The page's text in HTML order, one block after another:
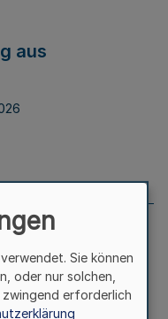
aus
204 vom
Sie können
oder nur solchen,
erforderlich